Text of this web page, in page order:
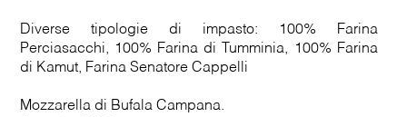
Diverse tipologie di impasto: 100% Farina
Perciasacchi, 100% Farina di Tumminia, 100% Farina
di Kamut, Farina Senatore Cappelli
Mozzarella di Bufala Campana.